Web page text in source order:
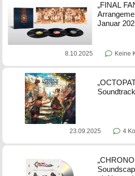
„FINAL
Januar
8.10.2025 Keine
23.09.2025 4